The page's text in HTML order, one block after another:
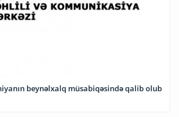
beynəlxalq müsabiqəsində qalib olub